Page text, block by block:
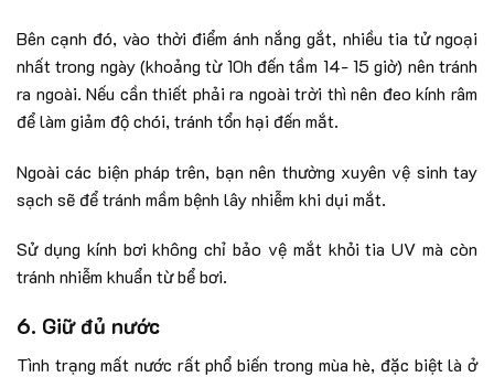
Bên cạnh đó, vào thời điểm ánh nắng gắt, nhiều tia tử ngoại
nhất trong ngày (khoảng từ 10h đến tầm 14- 15 giờ) nên tránh
ra ngoài. Nếu cần thiết phải ra ngoài trời thì nên đeo kính râm
để làm giảm độ chói, tránh tổn hại đến mắt.
Ngoài các biện pháp trên, bạn nên thường xuyên vệ sinh tay
sạch sẽ để tránh mầm bệnh lây nhiễm khi dụi mắt.
Sử dụng kính bơi không chỉ bảo vệ mắt khỏi tia UV mà còn
tránh nhiễm khuẩn từ bể bơi.
6. Giữ đủ nước
Tình trạng mất nước rất phổ biến trong mùa hè, đặc biệt là ở